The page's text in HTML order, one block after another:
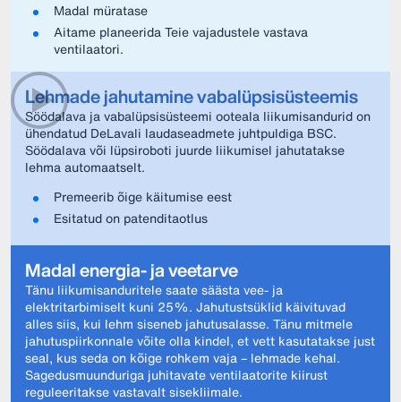
Madal müratase
Aitame planeerida Teie vajadustele vastava
ventilaatori.
Lehmade jahutamine vabalüpsisüsteemis
Söödalava ja vabalüpsisüsteemi ooteala liikumisandurid on
ühendatud DeLavali laudaseadmete juhtpuldiga BSC.
Söödalava või lüpsiroboti juurde liikumisel jahutatakse
lehma automaatselt.
Premeerib õige käitumise eest
Esitatud on patenditaotlus
Madal energia- ja veetarve
Tänu liikumisanduritele saate säästa vee- ja
elektritarbimiselt kuni 25%. Jahutustsüklid käivituvad
alles siis, kui lehm siseneb jahutusalasse. Tänu mitmele
jahutuspiirkonnale võite olla kindel, et vett kasutatakse just
seal, kus seda on kõige rohkem vaja – lehmade kehal.
Sagedusmuunduriga juhitavate ventilaatorite kiirust
reguleeritakse vastavalt sisekliimale.